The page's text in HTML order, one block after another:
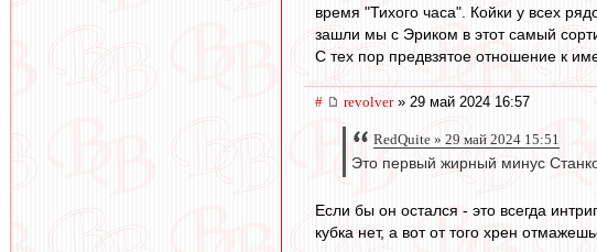
время "Тихого часа". Койки у всех
зашли мы с Эриком в этот самый
С тех пор предвзятое отношение к
# revolver» 29 май 2024 16:57
RedQuite » 29 май 2024 15:51
Это первый жирный минус
Если бы он остался - это всегда
кубка нет, а вот от того хрен